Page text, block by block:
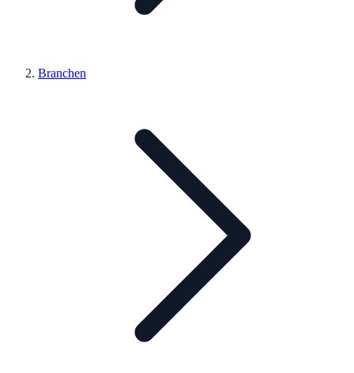
Branchen